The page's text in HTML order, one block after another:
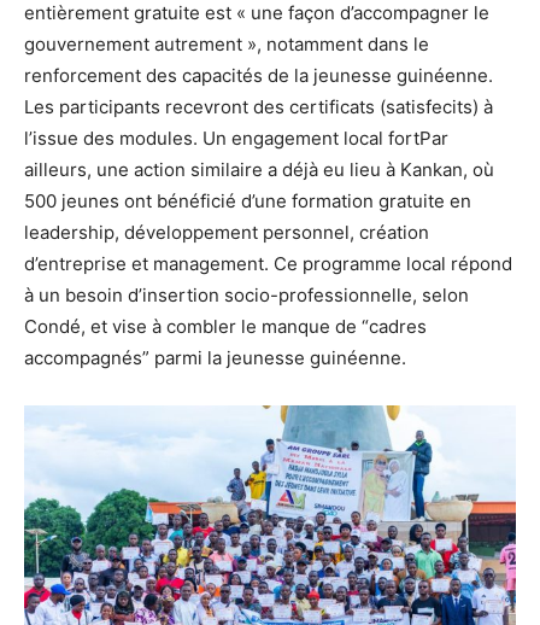
entièrement gratuite est « une façon d’accompagner le
gouvernement autrement », notamment dans le
renforcement des capacités de la jeunesse guinéenne.
Les participants recevront des certificats (satisfecits) à
l’issue des modules. Un engagement local fortPar
ailleurs, une action similaire a déjà eu lieu à Kankan, où
500 jeunes ont bénéficié d’une formation gratuite en
leadership, développement personnel, création
d’entreprise et management. Ce programme local répond
à un besoin d’insertion socio-professionnelle, selon
Condé, et vise à combler le manque de “cadres
accompagnés” parmi la jeunesse guinéenne.